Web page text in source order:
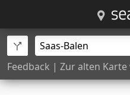
Feedback | Zur alten Karte